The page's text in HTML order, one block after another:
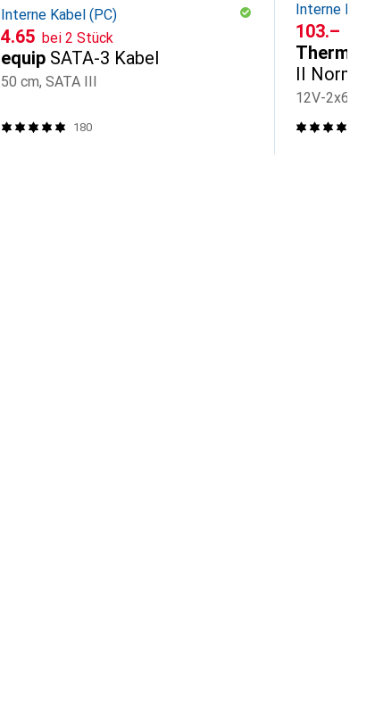
Interne Kabel (PC)
CHF
4.65 bei 2 Stück
equip SATA-3 Kabel
50 cm, SATA III
180
Interne Kabel
CHF
103.–
Thermal
II Normal
12V-2x6,